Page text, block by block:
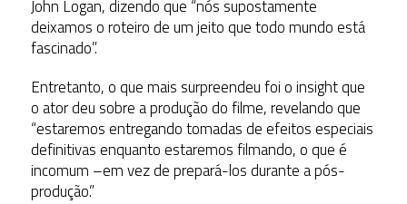
John Logan, dizendo que “nós supostamente
deixamos o roteiro de um jeito que todo mundo está
fascinado”.
Entretanto, o que mais surpreendeu foi o insight que
o ator deu sobre a produção do filme, revelando que
“estaremos entregando tomadas de efeitos especiais
definitivas enquanto estaremos filmando, o que é
incomum –em vez de prepará-los durante a pós-
produção.”